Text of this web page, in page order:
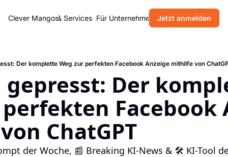
Clever Mangos
Home Produkte & Services Für Unternehmen Blog Über uns
Jetzt anmelden
Der komplette Weg zur perfekten Facebook Anzeige mithilfe von
gepresst: Der
Facebook
ChatGPT
der Woche, 📰 Breaking KI-News & 🛠 KI-Tool